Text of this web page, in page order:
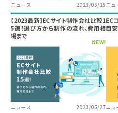
ニュース 2023/05/25 ニュ
【2023最新】ECサイト制作会社比較1
5選！選び方から制作の流れ、費用相
場まで
NEW!
ニュース 2023/05/27
EC
目
ニュ